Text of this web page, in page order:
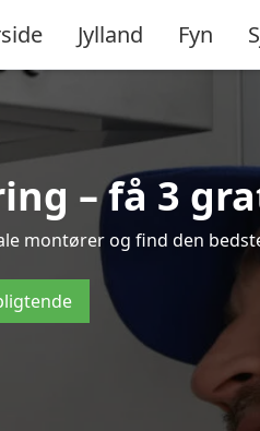
Jylland Fyn
– få 3
montører og find den